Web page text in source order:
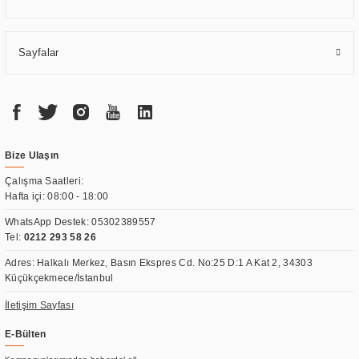
Sayfalar
Bize Ulaşın
Çalışma Saatleri:
Hafta içi: 08:00 - 18:00
WhatsApp Destek:05302389557
Tel: 0212 293 58 26
Adres: Halkalı Merkez, Basın Ekspres Cd. No:25 D:1 A Kat 2, 34303
Küçükçekmece/İstanbul
İletişim Sayfası
E-Bülten